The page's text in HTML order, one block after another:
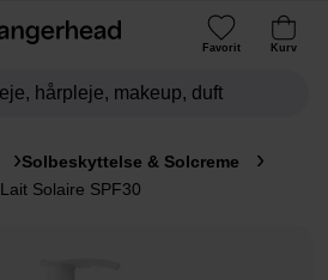
Favorit Kurv
Solbeskyttelse & Solcreme
Lait Solaire SPF30